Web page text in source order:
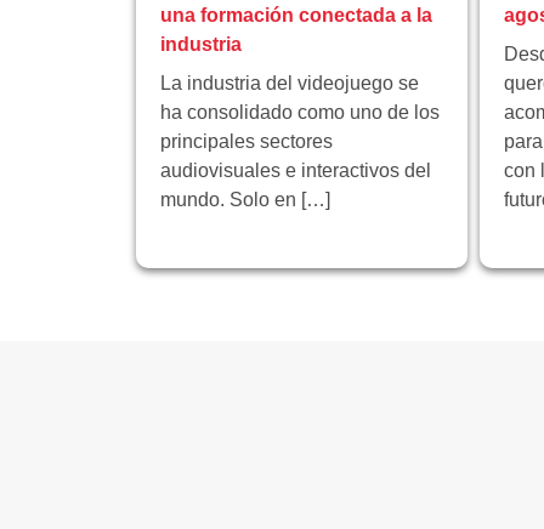
una formación conectada a la
industria
La industria del videojuego se
ha consolidado como uno de los
principales sectores
audiovisuales e interactivos del
mundo. Solo en […]
con